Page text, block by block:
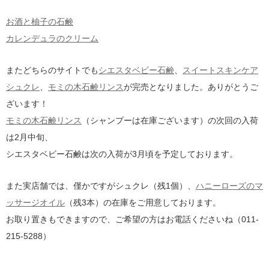
お酒と柚子の石鹸
カレンデュラのクリーム
またどちらのサイトでもシエスタベビー石鹸
スイートスキンケア
シュクレ
モミの木石鹸リンスが完売となりました。ありがとうご
ざいます！
モミの木石鹸リンス
（シャンプーは在庫ございます）の次回の入荷
は2月中旬、
シエスタベビー石鹸は次の入荷が3月頃を予定しております。
また実店舗では、僅かですがシュクレ（残1個）、 ハニーローズのマ
ッサージオイル （残3本）の在庫をご用意しております。
お取り置きもできますので、ご希望の方はお電話くださいね（011-
215-5288）